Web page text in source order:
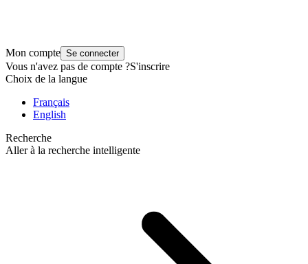
Mon compte Se connecter
Vous n'avez pas de compte ?S'inscrire
Choix de la langue
Français
English
Recherche
Aller à la recherche intelligente